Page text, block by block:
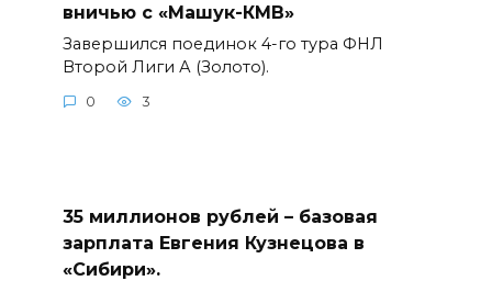
вничью с «Машук-КМВ»
Завершился поединок 4-го тура ФНЛ
Второй Лиги А (Золото).
0 3
35 миллионов рублей – базовая
зарплата Евгения Кузнецова в
«Сибири».